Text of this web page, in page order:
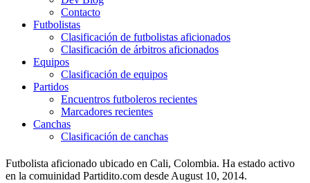
Contacto
Futbolistas
Clasificación de futbolistas aficionados
Clasificación de árbitros aficionados
Equipos
Clasificación de equipos
Partidos
Encuentros futboleros recientes
Marcadores recientes
Canchas
Clasificación de canchas
Futbolista aficionado ubicado en Cali, Colombia. Ha estado activo
en la comuinidad Partidito.com desde August 10, 2014.